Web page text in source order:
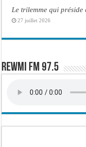
Le trilemme qui préside
27 juillet 2026
Rewmi FM 97.5